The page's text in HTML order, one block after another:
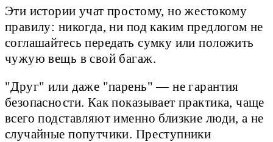
Эти истории учат простому, но жестокому
правилу: никогда, ни под каким предлогом не
соглашайтесь передать сумку или положить
чужую вещь в свой багаж.
"Друг" или даже "парень" — не гарантия
безопасности. Как показывает практика, чаще
всего подставляют именно близкие люди, а не
случайные попутчики. Преступники